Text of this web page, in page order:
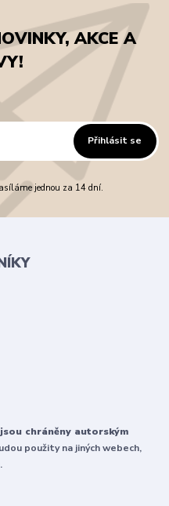
AKCE A
Přihlásit se
jednou za 14 dní.
chráněny autorským
použity na jiných webech,